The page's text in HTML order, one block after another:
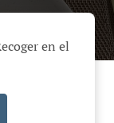
en el